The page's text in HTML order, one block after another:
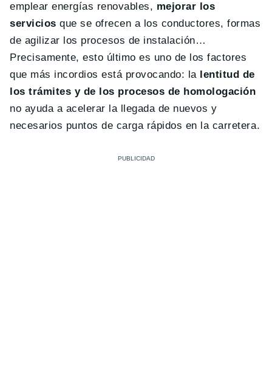
emplear energías renovables, mejorar los
servicios que se ofrecen a los conductores, formas
de agilizar los procesos de instalación…
Precisamente, esto último es uno de los factores
que más incordios está provocando: la lentitud de
los trámites y de los procesos de homologación
no ayuda a acelerar la llegada de nuevos y
necesarios puntos de carga rápidos en la carretera.